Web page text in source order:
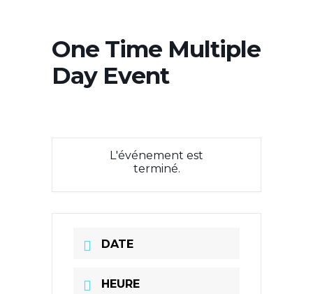
One Time Multiple
Day Event
L'événement est
terminé.
DATE
HEURE